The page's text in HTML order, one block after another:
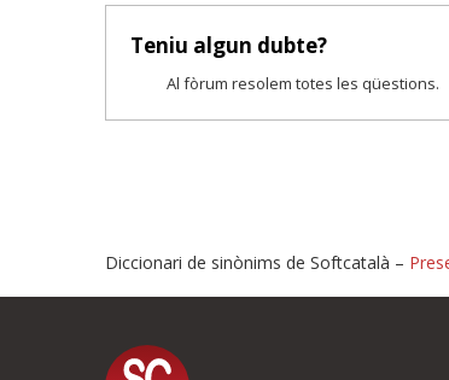
Teniu algun dubte?
Al fòrum resolem totes les qüestions.
Proposeu-nos
Diccionari de sinònims de Softcatalà –